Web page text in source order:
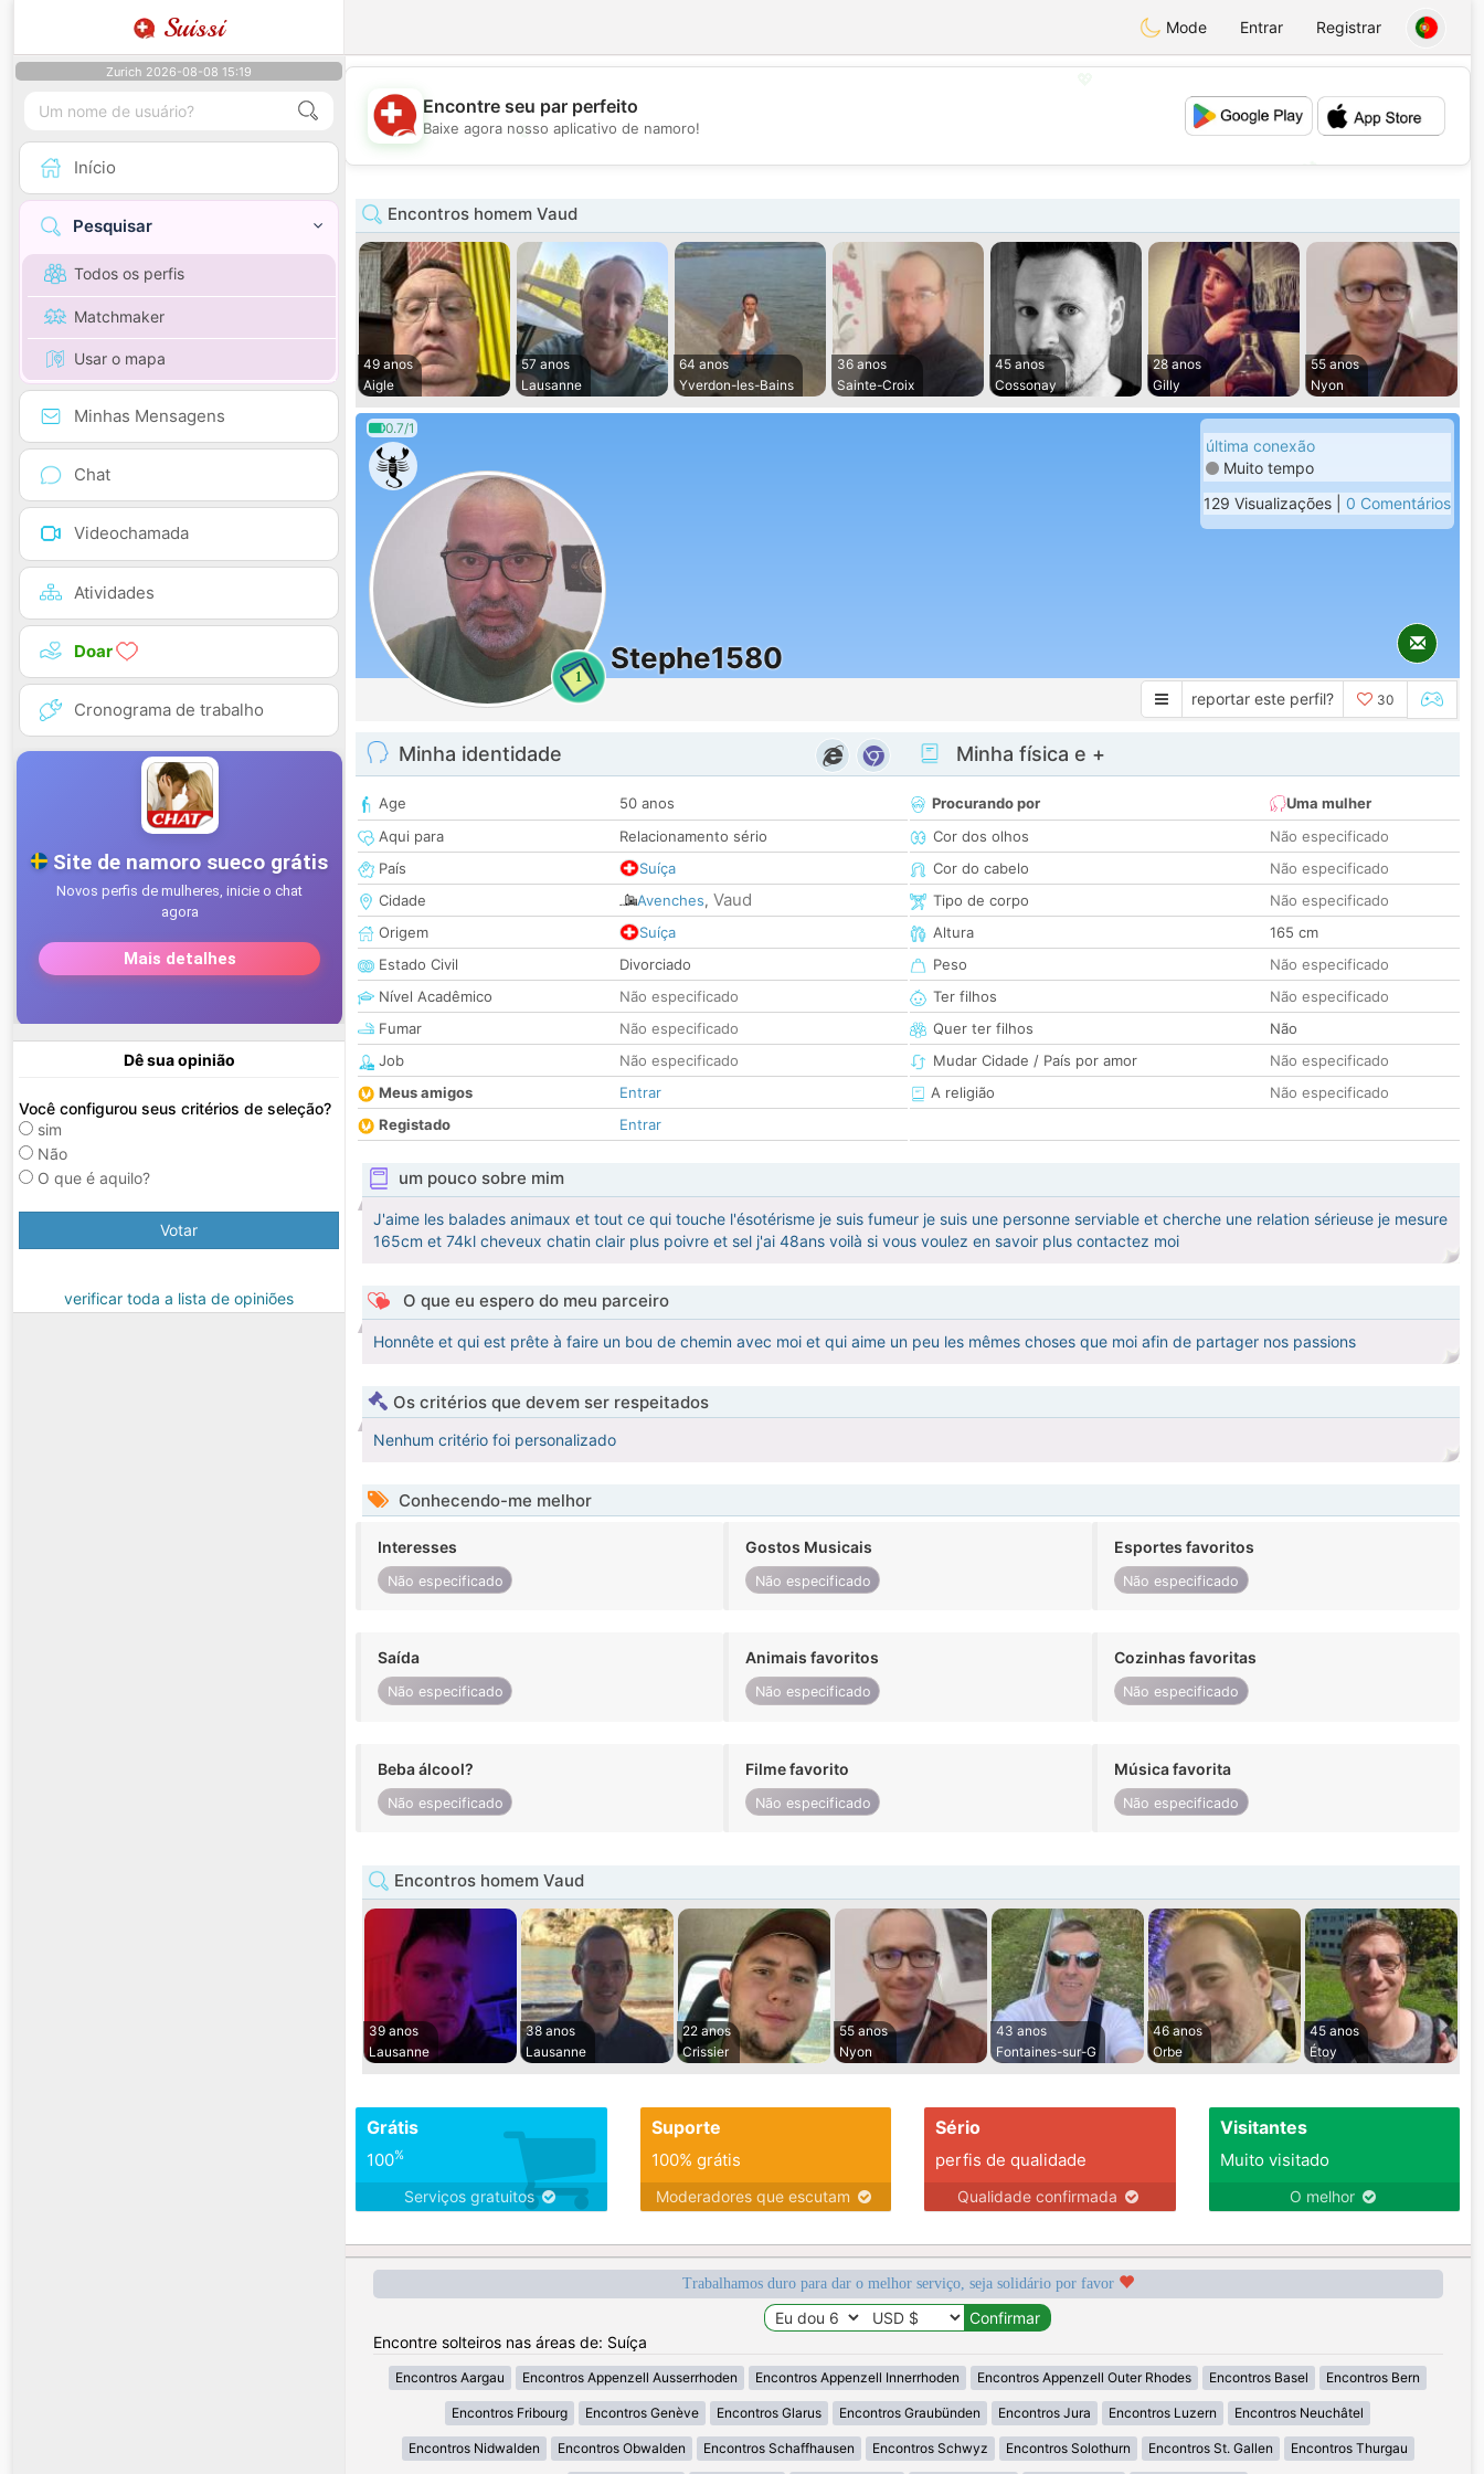
Suissi Mode Entrar Registrar
Zurich 2026-08-08 15:19
Início
Pesquisar
Todos os perfis
Matchmaker
Usar o mapa
Minhas Mensagens
Chat
Videochamada
Atividades
Doar
Cronograma de trabalho
Dê sua opinião
Você configurou seus critérios de seleção?
sim
Não
O que é aquilo?
Votar
verificar toda a lista de opiniões
💕
Encontre seu par perfeito
Baixe agora nosso aplicativo de namoro!
Encontros homem Vaud
49 anos
Aigle
57 anos
Lausanne
64 anos
Yverdon-les-Bains
36 anos
Sainte-Croix
45 anos
Cossonay
28 anos
Gilly
55 anos
Nyon
0.7/1
1
Stephe1580
última conexão
Muito tempo
129 Visualizações | 0 Comentários
reportar este perfil? 30
Minha identidade
Age
50 anos
Aqui para
Relacionamento sério
País
Suíça
Cidade
Avenches, Vaud
Origem
Suíça
Estado Civil
Divorciado
Nível Acadêmico
Não especificado
Fumar
Não especificado
Job
Não especificado
Meus amigos
Entrar
Registado
Entrar
Minha física e +
Procurando por
Uma mulher
Cor dos olhos
Não especificado
Cor do cabelo
Não especificado
Tipo de corpo
Não especificado
Altura
165 cm
Peso
Não especificado
Ter filhos
Não especificado
Quer ter filhos
Não
Mudar Cidade / País por amor
Não especificado
A religião
Não especificado
um pouco sobre mim
J'aime les balades animaux et tout ce qui touche l'ésotérisme je suis fumeur je suis une personne serviable et cherche une relation sérieuse je mesure
165cm et 74kl cheveux chatin clair plus poivre et sel j'ai 48ans voilà si vous voulez en savoir plus contactez moi
O que eu espero do meu parceiro
Honnête et qui est prête à faire un bou de chemin avec moi et qui aime un peu les mêmes choses que moi afin de partager nos passions
Os critérios que devem ser respeitados
Nenhum critério foi personalizado
Conhecendo-me melhor
Interesses
Não especificado
Gostos Musicais
Não especificado
Esportes favoritos
Não especificado
Saída
Não especificado
Animais favoritos
Não especificado
Cozinhas favoritas
Não especificado
Beba álcool?
Não especificado
Filme favorito
Não especificado
Música favorita
Não especificado
Encontros homem Vaud
39 anos
Lausanne
38 anos
Lausanne
22 anos
Crissier
55 anos
Nyon
43 anos
Fontaines-sur-G
46 anos
Orbe
45 anos
Étoy
Grátis
100%
Serviços gratuitos
Suporte
100% grátis
Moderadores que escutam
Sério
perfis de qualidade
Qualidade confirmada
Visitantes
Muito visitado
O melhor
Trabalhamos duro para dar o melhor serviço, seja solidário por favor
Encontre solteiros nas áreas de: Suíça
Encontros Aargau Encontros Appenzell Ausserrhoden Encontros Appenzell Innerrhoden Encontros Appenzell Outer Rhodes Encontros Basel Encontros Bern
Encontros Fribourg Encontros Genève Encontros Glarus Encontros Graubünden Encontros Jura Encontros Luzern Encontros Neuchâtel
Encontros Nidwalden Encontros Obwalden Encontros Schaffhausen Encontros Schwyz Encontros Solothurn Encontros St. Gallen Encontros Thurgau